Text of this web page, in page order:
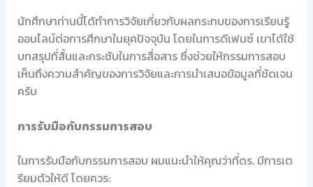
นักศึกษาท่านนี้ได้ทำการวิจัยเกี่ยวกับผลกระทบของการเรียนรู้
ออนไลน์ต่อการศึกษาในยุคปัจจุบัน โดยในการดีเฟนซ์ เขาได้ใช้
บทสรุปที่สั้นและกระชับในการสื่อสาร ซึ่งช่วยให้กรรมการสอบ
เห็นถึงความสำคัญของการวิจัยและการนำเสนอข้อมูลที่ชัดเจน
ครับ
การรับมือกับกรรมการสอบ
ในการรับมือกับกรรมการสอบ ผมแนะนำให้คุณว่าที่ดร. มีการเต
รียมตัวให้ดี โดยควร: